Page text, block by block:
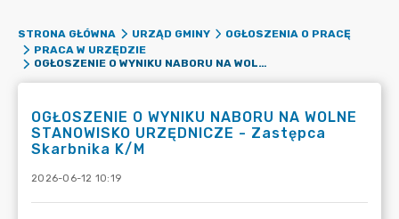
STRONA GŁÓWNA URZĄD GMINY
OGŁOSZENIA O PRACĘ
PRACA W URZĘDZIE
OGŁOSZENIE O WYNIKU NABORU NA WOLNE STANOWISKO URZĘDNICZE - ZASTĘPCA SKARBNIKA K/M
OGŁOSZENIE O WYNIKU NABORU NA WOLNE
STANOWISKO URZĘDNICZE - Zastępca
Skarbnika K/M
2026-06-12 10:19